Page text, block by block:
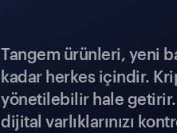
Tangem ürünleri, yeni
kadar herkes içindir.
yönetilebilir hale
dijital varlıklarınızı